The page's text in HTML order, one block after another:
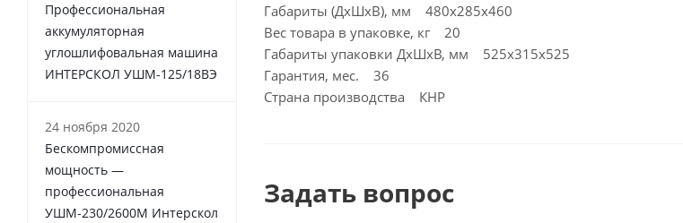
Габариты (ДхШхВ), мм 480х285х460
Вес товара в упаковке, кг 20
Габариты упаковки ДхШхВ, мм 525x315x525
Гарантия, мес. 36
Страна производства КНР
Задать вопрос
Профессиональная
аккумуляторная
углошлифовальная машина
ИНТЕРСКОЛ УШМ-125/18ВЭ
24 ноября 2020
Бескомпромиссная
мощность —
профессиональная
УШМ-230/2600М Интерскол